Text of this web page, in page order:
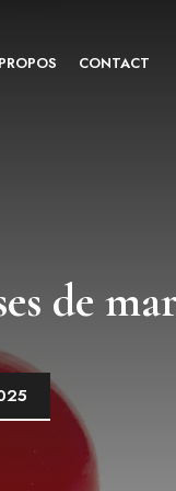
CONTACT
de